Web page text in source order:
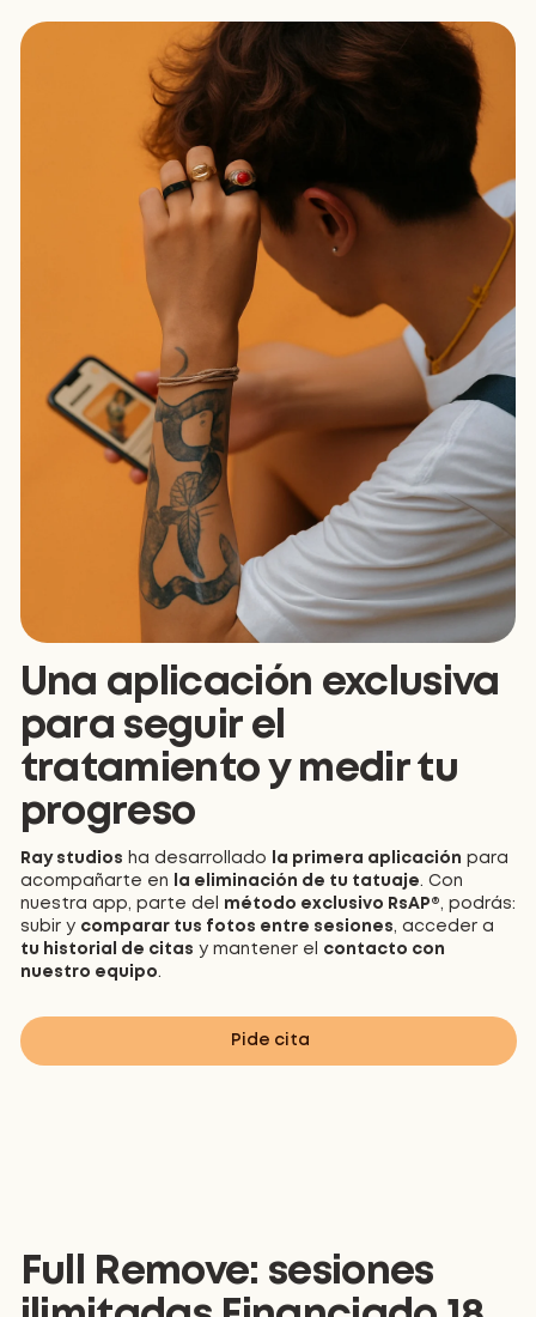
Una aplicación exclusiva
para seguir el
tratamiento y medir tu
progreso
Ray studios ha desarrollado la primera aplicación para
acompañarte en
la eliminación de tu tatuaje. Con
nuestra app, parte del
método exclusivo RsAP®, podrás:
subir y comparar tus fotos entre sesiones, acceder a
tu historial de citas y mantener el
contacto con
nuestro equipo.
Pide cita
Full Remove: sesiones